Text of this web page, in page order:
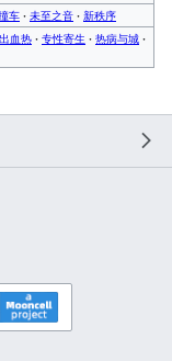
车 · 未至之音 · 新秩序
血热 · 专性寄生 · 热病与城 ·